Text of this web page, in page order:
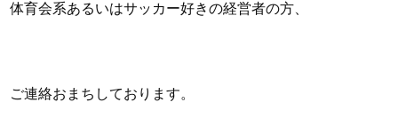
体育会系あるいはサッカー好きの経営者の方、
ご連絡おまちしております。